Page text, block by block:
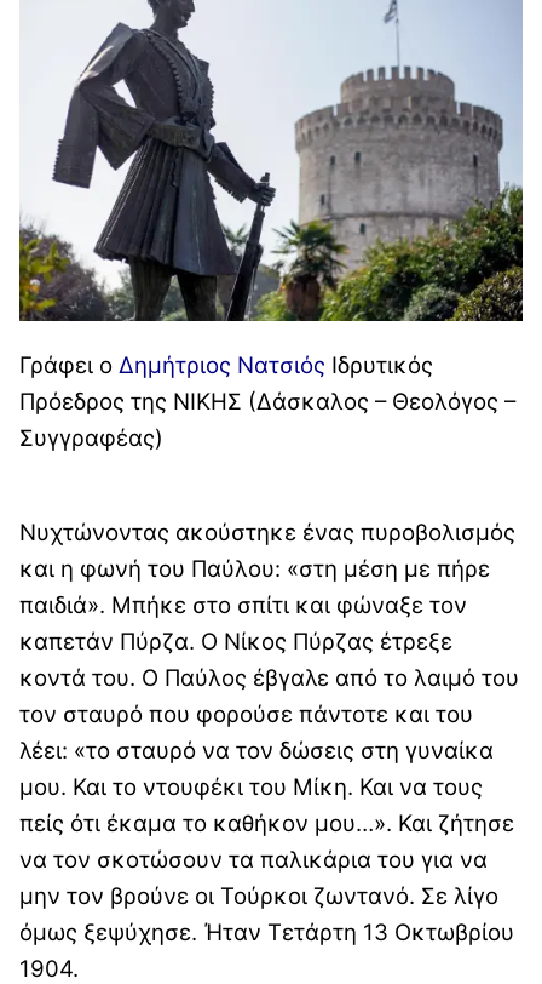
Γράφει ο Δημήτριος Νατσιός Ιδρυτικός
Πρόεδρος της ΝΙΚΗΣ (Δάσκαλος – Θεολόγος –
Συγγραφέας)
Νυχτώνοντας ακούστηκε ένας πυροβολισμός
και η φωνή του Παύλου: «στη μέση με πήρε
παιδιά». Μπήκε στο σπίτι και φώναξε τον
καπετάν Πύρζα. Ο Νίκος Πύρζας έτρεξε
κοντά του. Ο Παύλος έβγαλε από το λαιμό του
τον σταυρό που φορούσε πάντοτε και του
λέει: «το σταυρό να τον δώσεις στη γυναίκα
μου. Και το ντουφέκι του Μίκη. Και να τους
πείς ότι έκαμα το καθήκον μου…». Και ζήτησε
να τον σκοτώσουν τα παλικάρια του για να
μην τον βρούνε οι Τούρκοι ζωντανό. Σε λίγο
όμως ξεψύχησε. Ήταν Τετάρτη 13 Οκτωβρίου
1904.